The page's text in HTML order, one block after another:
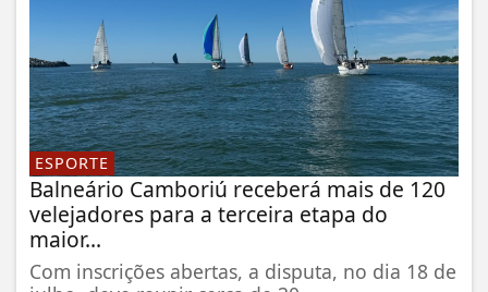
ESPORTE
Balneário Camboriú receberá mais de 120
velejadores para a terceira etapa do
maior...
Com inscrições abertas, a disputa, no dia 18 de